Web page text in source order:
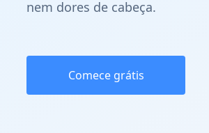
nem dores de cabeça.
Comece grátis